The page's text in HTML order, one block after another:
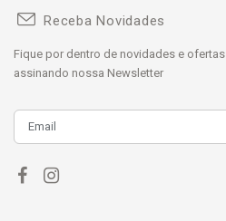
Receba Novidades
Fique por dentro de novidades e ofertas
assinando nossa Newsletter